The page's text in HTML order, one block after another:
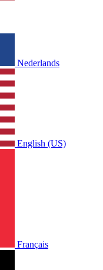
Nederlands
English (US)
Français